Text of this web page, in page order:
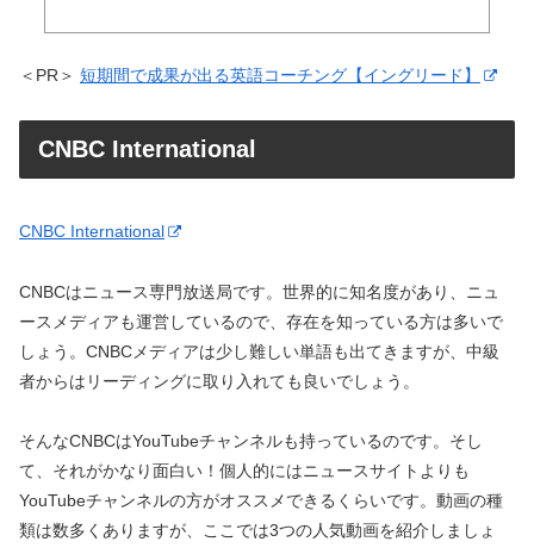
＜PR＞ 短期間で成果が出る英語コーチング【イングリード】
CNBC International
CNBC International
CNBCはニュース専門放送局です。世界的に知名度があり、ニュ
ースメディアも運営しているので、存在を知っている方は多いで
しょう。CNBCメディアは少し難しい単語も出てきますが、中級
者からはリーディングに取り入れても良いでしょう。
そんなCNBCはYouTubeチャンネルも持っているのです。そし
て、それがかなり面白い！個人的にはニュースサイトよりも
YouTubeチャンネルの方がオススメできるくらいです。動画の種
類は数多くありますが、ここでは3つの人気動画を紹介しましょ